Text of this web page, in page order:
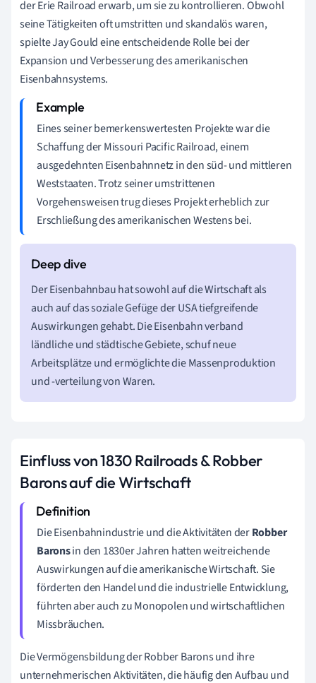
der Erie Railroad erwarb, um sie zu kontrollieren. Obwohl
seine Tätigkeiten oft umstritten und skandalös waren,
spielte Jay Gould eine entscheidende Rolle bei der
Expansion und Verbesserung des amerikanischen
Eisenbahnsystems.
Eines seiner bemerkenswertesten Projekte war die
Schaffung der Missouri Pacific Railroad, einem
ausgedehnten Eisenbahnnetz in den süd- und mittleren
Weststaaten. Trotz seiner umstrittenen
Vorgehensweisen trug dieses Projekt erheblich zur
Erschließung des amerikanischen Westens bei.
Der Eisenbahnbau hat sowohl auf die Wirtschaft als
auch auf das soziale Gefüge der USA tiefgreifende
Auswirkungen gehabt. Die Eisenbahn verband
ländliche und städtische Gebiete, schuf neue
Arbeitsplätze und ermöglichte die Massenproduktion
und -verteilung von Waren.
Einfluss von 1830 Railroads & Robber
Barons auf die Wirtschaft
Die Eisenbahnindustrie und die Aktivitäten derRobber
Baronsin den 1830er Jahren hatten weitreichende
Auswirkungen auf die amerikanische Wirtschaft. Sie
förderten den Handel und die industrielle Entwicklung,
führten aber auch zu Monopolen und wirtschaftlichen
Missbräuchen.
Die Vermögensbildung der Robber Barons und ihre
unternehmerischen Aktivitäten, die häufig den Aufbau und